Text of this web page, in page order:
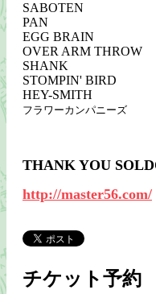
SABOTEN
PAN
EGG BRAIN
OVER ARM THROW
SHANK
STOMPIN' BIRD
HEY-SMITH
フラワーカンパニーズ
THANK YOU
http://master56.com/
チケット予約